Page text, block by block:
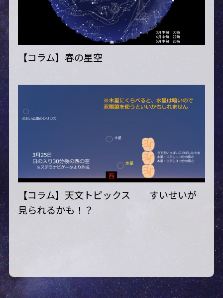
【コラム】春の星空
【コラム】天文トピックス すいせいが
見られるかも！？